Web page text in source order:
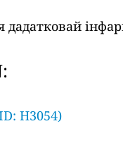
H3054)